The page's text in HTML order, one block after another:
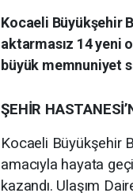
Kocaeli Büyükşehir
aktarmasız 14 yeni
büyük memnuniyet
ŞEHİR
Kocaeli Büyükşehir
amacıyla hayata
kazandı. Ulaşım